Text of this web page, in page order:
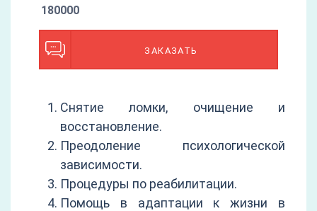
ЗАКАЗАТЬ
180000
Снятие ломки, очищение и
восстановление.
Преодоление психологической
зависимости.
Процедуры по реабилитации.
Помощь в адаптации к жизни в